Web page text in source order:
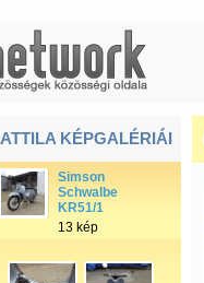
ATTILA KÉPGALÉRIÁI
Simson
Schwalbe
KR51/1
13 kép